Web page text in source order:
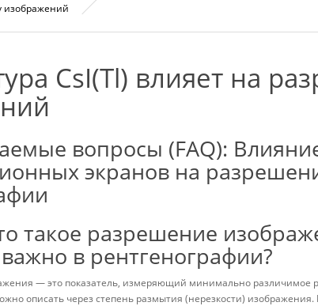
изображений
CsI(Tl) влияет на
вопросы (FAQ):
экранов на
такое разрешение
в рентгенографии?
— это показатель, измеряющий минимально различимое
описать через степень размытия (нерезкости)